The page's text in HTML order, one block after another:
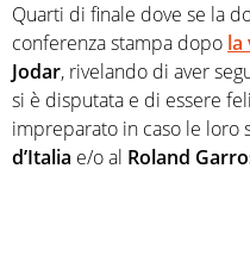
Quarti di finale dove se la
conferenza stampa dopo la
Jodar, rivelando di aver
si è disputata e di essere
impreparato in caso le loro
d’Italia e/o al Roland